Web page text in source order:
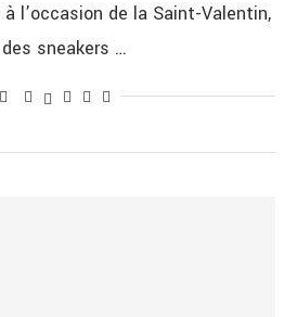
l’occasion de la Saint-Valentin,
sneakers …